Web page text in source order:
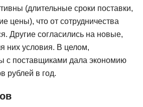
(длительные сроки поставки,
цены), что от сотрудничества
Другие согласились на новые,
них условия. В целом,
с поставщиками дала экономию
рублей в год.